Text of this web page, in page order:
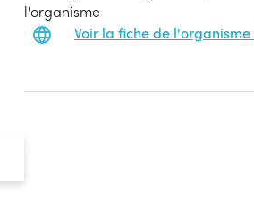
l'organisme
Voir la fiche de